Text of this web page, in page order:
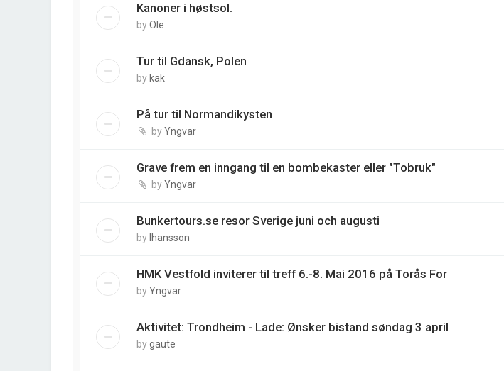
Kanoner i høstsol.
byOle
Tur til Gdansk, Polen
by kak
På tur til Normandikysten
byYngvar
Grave frem en inngang til en bombekaster eller "Tobruk"
byYngvar
Bunkertours.se resor Sverige juni och augusti
by lhansson
HMK Vestfold inviterer til treff 6.-8. Mai 2016 på Torås For
byYngvar
Aktivitet: Trondheim - Lade: Ønsker bistand søndag 3 april
bygaute